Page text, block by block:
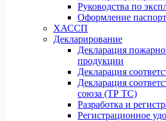
Руководства по
Оформление
ХАССП
Декларирование
Декларация
продукции
Декларация
Декларация
союза (ТР ТС)
Разработка и
Регистрационное